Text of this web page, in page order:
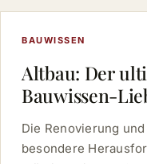
BAUWISSEN
Altbau: Der
Bauwissen-
Die Renovierung
besondere